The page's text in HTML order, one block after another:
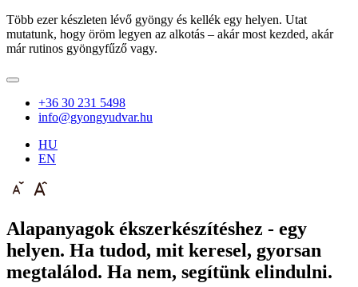
Több ezer készleten lévő gyöngy és kellék egy helyen. Utat
mutatunk, hogy öröm legyen az alkotás – akár most kezded, akár
már rutinos gyöngyfűző vagy.
+36 30 231 5498
info@gyongyudvar.hu
HU
EN
Alapanyagok ékszerkészítéshez - egy
helyen. Ha tudod, mit keresel, gyorsan
megtalálod. Ha nem, segítünk elindulni.